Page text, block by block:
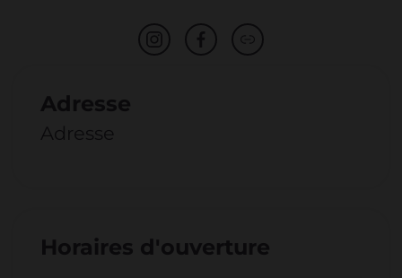
Adresse
Adresse
Horaires d'ouverture